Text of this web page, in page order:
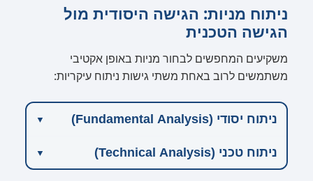
ניתוח מניות: הגישה היסודית מול
הגישה הטכנית
משקיעים המחפשים לבחור מניות באופן אקטיבי
משתמשים לרוב באחת משתי גישות ניתוח עיקריות:
ניתוח יסודי (Fundamental Analysis)
ניתוח טכני (Technical Analysis)